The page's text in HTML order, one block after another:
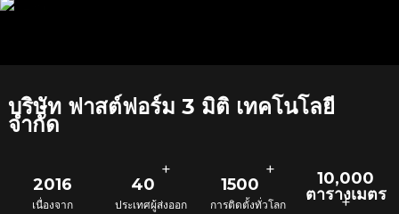
บริษัท ฟาสต์ฟอร์ม 3 มิติ เทคโนโลยี
จำกัด
2016
เนื่องจาก
40
+
ประเทศผู้ส่งออก
1500
+
การติดตั้งทั่วโลก
10,000
ตารางเมตร
+